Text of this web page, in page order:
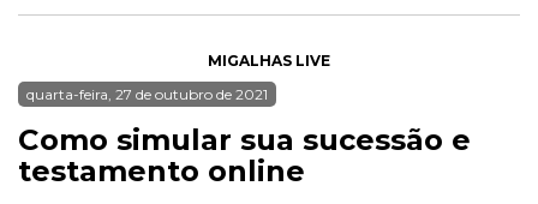
MIGALHAS LIVE
quarta-feira, 27 de outubro de 2021
Como simular sua sucessão e
testamento online